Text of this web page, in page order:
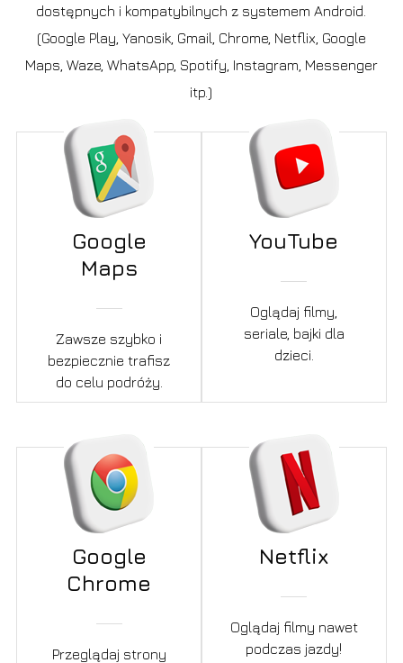
dostępnych i kompatybilnych z systemem Android.
(Google Play, Yanosik, Gmail, Chrome, Netflix, Google
Maps, Waze, WhatsApp, Spotify, Instagram, Messenger
itp.)
Google
Maps
Zawsze szybko i
bezpiecznie trafisz
do celu podróży.
YouTube
Oglądaj filmy,
seriale, bajki dla
dzieci.
Google
Chrome
Przeglądaj strony
Netflix
Oglądaj filmy nawet
podczas jazdy!